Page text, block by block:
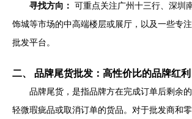
寻找方向： 可重点关注广州十三行、深圳
饰城等市场的中高端楼层或展厅，以及一些专
批发平台。
二、 品牌尾货批发：高性价比的品牌红利
品牌尾货，是指品牌方在完成订单后剩余的
轻微瑕疵品或取消订单的货品。对于批发商和